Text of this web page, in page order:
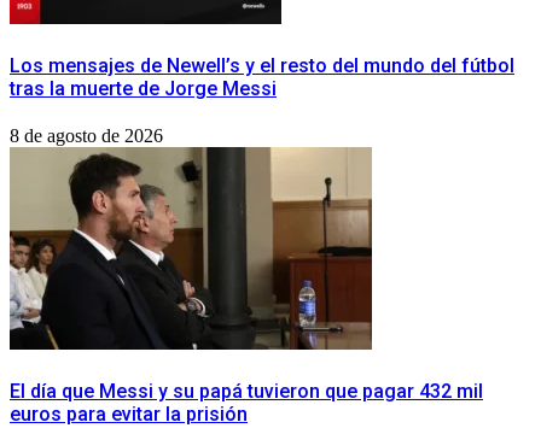
Los mensajes de Newell’s y el resto del mundo del fútbol
tras la muerte de Jorge Messi
8 de agosto de 2026
El día que Messi y su papá tuvieron que pagar 432 mil
euros para evitar la prisión